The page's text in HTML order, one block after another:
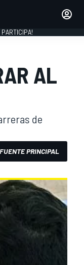
PARTICIPA!
AL
de
PRINCIPAL